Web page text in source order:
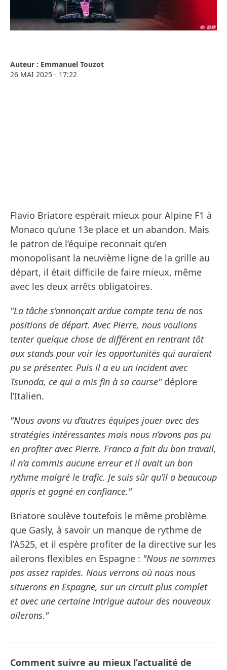
Auteur : Emmanuel Touzot
26 MAI 2025 - 17:22
Flavio Briatore espérait mieux pour Alpine F1 à
Monaco qu’une 13e place et un abandon. Mais
le patron de l’équipe reconnait qu’en
monopolisant la neuvième ligne de la grille au
départ, il était difficile de faire mieux, même
avec les deux arrêts obligatoires.
"La tâche s’annonçait ardue compte tenu de nos
positions de départ. Avec Pierre, nous voulions
tenter quelque chose de différent en rentrant tôt
aux stands pour voir les opportunités qui auraient
pu se présenter. Puis il a eu un incident avec
Tsunoda, ce qui a mis fin à sa course" déplore
l’Italien.
"Nous avons vu d’autres équipes jouer avec des
stratégies intéressantes mais nous n’avons pas pu
en profiter avec Pierre. Franco a fait du bon travail,
il n’a commis aucune erreur et il avait un bon
rythme malgré le trafic. Je suis sûr qu’il a beaucoup
appris et gagné en confiance."
Briatore soulève toutefois le même problème
que Gasly, à savoir un manque de rythme de
l’A525, et il espère profiter de la directive sur les
ailerons flexibles en Espagne : "Nous ne sommes
pas assez rapides. Nous verrons où nous nous
situerons en Espagne, sur un circuit plus complet
et avec une certaine intrigue autour des nouveaux
ailerons."
Comment suivre au mieux l’actualité de